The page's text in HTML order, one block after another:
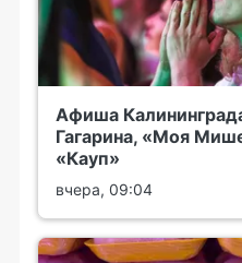
Афиша
Гагарина, «Моя
«Кауп»
вчера, 09:04